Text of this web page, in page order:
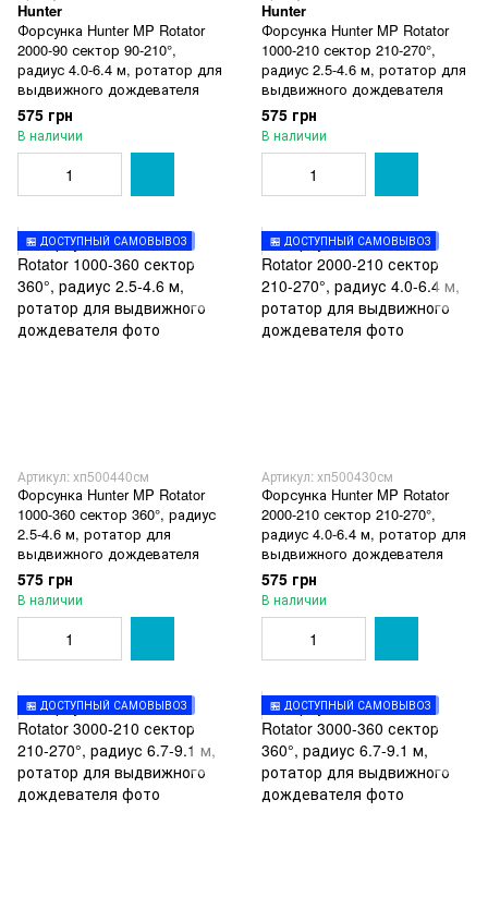
Hunter
Форсунка Hunter MP Rotator
2000-90 сектор 90-210°,
радиус 4.0-6.4 м, ротатор для
выдвижного дождевателя
575 грн
В наличии
Hunter
Форсунка Hunter MP Rotator
1000-210 сектор 210-270°,
радиус 2.5-4.6 м, ротатор для
выдвижного дождевателя
575 грн
В наличии
🏪 ДОСТУПНЫЙ САМОВЫВОЗ
Артикул: хп500440см
Форсунка Hunter MP Rotator
1000-360 сектор 360°, радиус
2.5-4.6 м, ротатор для
выдвижного дождевателя
575 грн
В наличии
🏪 ДОСТУПНЫЙ САМОВЫВОЗ
Артикул: хп500430см
Форсунка Hunter MP Rotator
2000-210 сектор 210-270°,
радиус 4.0-6.4 м, ротатор для
выдвижного дождевателя
575 грн
В наличии
🏪 ДОСТУПНЫЙ САМОВЫВОЗ 🏪 ДОСТУПНЫЙ САМОВЫВОЗ